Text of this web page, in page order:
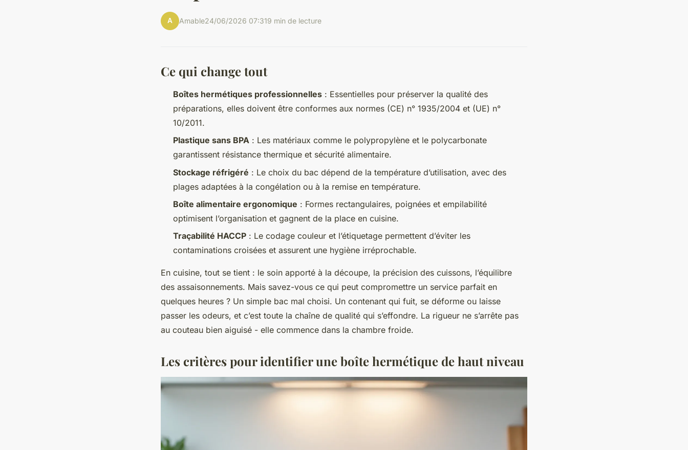
A Amable24/06/2026 07:319 min de lecture
Ce qui change tout
Boîtes hermétiques professionnelles : Essentielles pour préserver la qualité des
préparations, elles doivent être conformes aux normes (CE) n° 1935/2004 et (UE) n°
10/2011.
Plastique sans BPA : Les matériaux comme le polypropylène et le polycarbonate
garantissent résistance thermique et sécurité alimentaire.
Stockage réfrigéré : Le choix du bac dépend de la température d’utilisation, avec des
plages adaptées à la congélation ou à la remise en température.
Boîte alimentaire ergonomique : Formes rectangulaires, poignées et empilabilité
optimisent l’organisation et gagnent de la place en cuisine.
Traçabilité HACCP : Le codage couleur et l’étiquetage permettent d’éviter les
contaminations croisées et assurent une hygiène irréprochable.
En cuisine, tout se tient : le soin apporté à la découpe, la précision des cuissons, l’équilibre
des assaisonnements. Mais savez-vous ce qui peut compromettre un service parfait en
quelques heures ? Un simple bac mal choisi. Un contenant qui fuit, se déforme ou laisse
passer les odeurs, et c’est toute la chaîne de qualité qui s’effondre. La rigueur ne s’arrête pas
au couteau bien aiguisé - elle commence dans la chambre froide.
Les critères pour identifier une boîte hermétique de haut niveau